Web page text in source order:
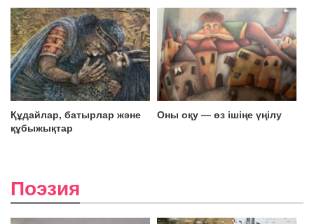
Құдайлар, батырлар және
құбыжықтар
Оны оқу — өз ішіңе үңілу
Поэзия